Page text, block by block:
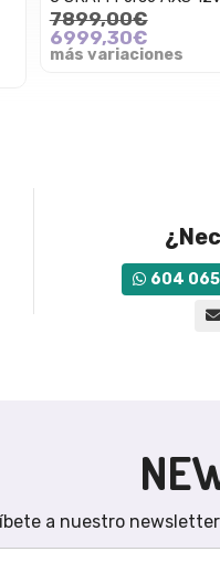
7899,00€
6999,30€
más variaciones
604
a nuestro